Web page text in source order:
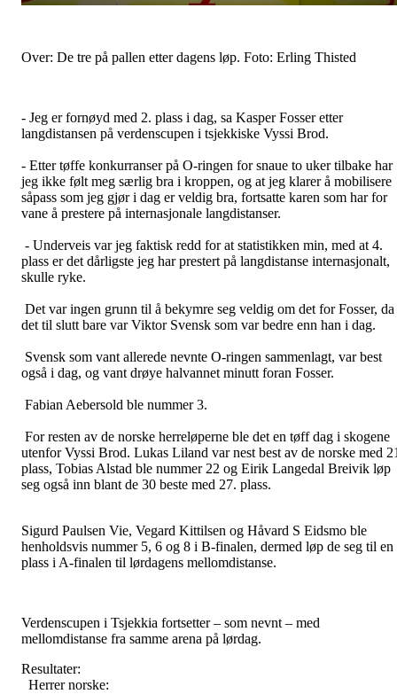
Over: De tre på pallen etter dagens løp. Foto: Erling Thisted
- Jeg er fornøyd med 2. plass i dag, sa Kasper Fosser etter
langdistansen på verdenscupen i tsjekkiske Vyssi Brod.
- Etter tøffe konkurranser på O-ringen for snaue to uker tilbake har
jeg ikke følt meg særlig bra i kroppen, og at jeg klarer å mobilisere
såpass som jeg gjør i dag er veldig bra, fortsatte karen som har for
vane å prestere på internasjonale langdistanser.
- Underveis var jeg faktisk redd for at statistikken min, med at 4.
plass er det dårligste jeg har prestert på langdistanse internasjonalt,
skulle ryke.
Det var ingen grunn til å bekymre seg veldig om det for Fosser, da
det til slutt bare var Viktor Svensk som var bedre enn han i dag.
Svensk som vant allerede nevnte O-ringen sammenlagt, var best
også i dag, og vant drøye halvannet minutt foran Fosser.
Fabian Aebersold ble nummer 3.
For resten av de norske herreløperne ble det en tøff dag i skogene
utenfor Vyssi Brod. Lukas Liland var nest best av de norske med
plass, Tobias Alstad ble nummer 22 og Eirik Langedal Breivik løp
seg også inn blant de 30 beste med 27. plass.
Sigurd Paulsen Vie, Vegard Kittilsen og Håvard S Eidsmo ble
henholdsvis nummer 5, 6 og 8 i B-finalen, dermed løp de seg til en
plass i A-finalen til lørdagens mellomdistanse.
Verdenscupen i Tsjekkia fortsetter – som nevnt – med
mellomdistanse fra samme arena på lørdag.
Resultater:
Herrer norske: